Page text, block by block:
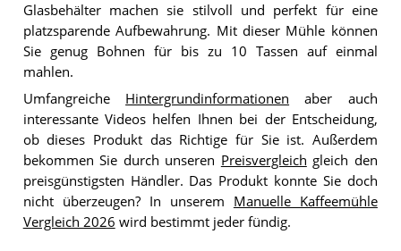
Glasbehälter machen sie stilvoll und perfekt für eine
platzsparende Aufbewahrung. Mit dieser Mühle können
Sie genug Bohnen für bis zu 10 Tassen auf einmal
mahlen.
Umfangreiche Hintergrundinformationen aber auch
interessante Videos helfen Ihnen bei der Entscheidung,
ob dieses Produkt das Richtige für Sie ist. Außerdem
bekommen Sie durch unseren Preisvergleich gleich den
preisgünstigsten Händler. Das Produkt konnte Sie doch
nicht überzeugen? In unserem Manuelle Kaffeemühle
Vergleich 2026 wird bestimmt jeder fündig.